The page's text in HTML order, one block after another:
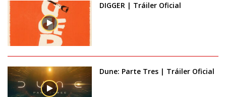
DIGGER | Tráiler Oficial
Dune: Parte Tres | Tráiler Oficial